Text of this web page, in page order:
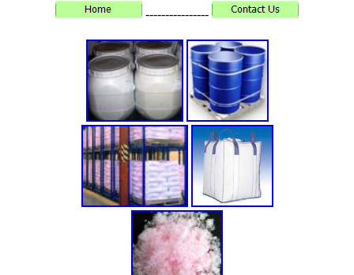
----------------